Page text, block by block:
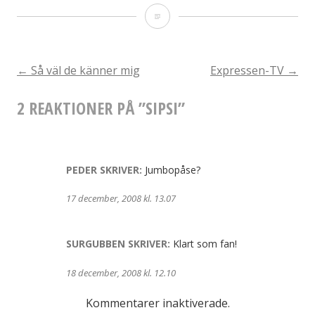
Sipsi
INLÄGGSNAVIGERING
← Så väl de känner mig Expressen-TV →
2 REAKTIONER PÅ ”SIPSI”
PEDER SKRIVER: Jumbopåse?
17 december, 2008 kl. 13.07
SURGUBBEN SKRIVER: Klart som fan!
18 december, 2008 kl. 12.10
Kommentarer inaktiverade.